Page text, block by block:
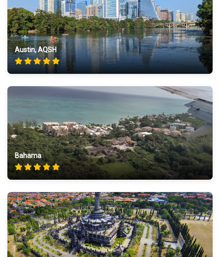
Austin, AQSH
Bahama